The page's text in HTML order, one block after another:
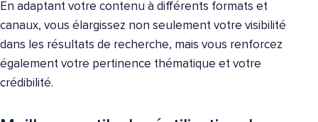
En adaptant votre contenu à différents formats et
canaux, vous élargissez non seulement votre visibilité
dans les résultats de recherche, mais vous renforcez
également votre pertinence thématique et votre
crédibilité.